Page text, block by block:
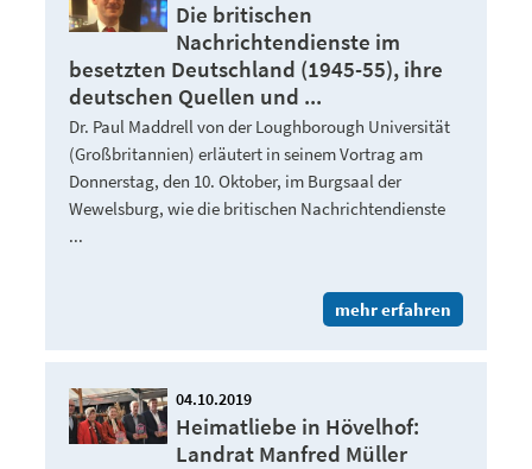
Die britischen
Nachrichtendienste im
besetzten Deutschland (1945-55), ihre
deutschen Quellen und ...
Dr. Paul Maddrell von der Loughborough Universität
(Großbritannien) erläutert in seinem Vortrag am
Donnerstag, den 10. Oktober, im Burgsaal der
Wewelsburg, wie die britischen Nachrichtendienste
...
mehr erfahren
04.10.2019
Heimatliebe in Hövelhof:
Landrat Manfred Müller